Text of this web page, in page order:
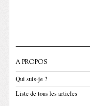
A PROPOS
Qui suis-je ?
Liste de tous les articles